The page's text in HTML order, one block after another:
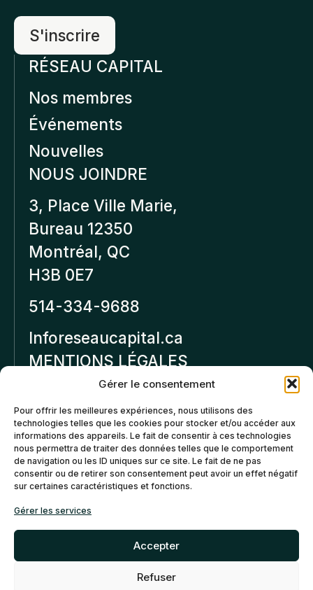
Gérer le consentement
Pour offrir les meilleures expériences, nous utilisons des
technologies telles que les cookies pour stocker et/ou accéder aux
informations des appareils. Le fait de consentir à ces technologies
nous permettra de traiter des données telles que le comportement
de navigation ou les ID uniques sur ce site. Le fait de ne pas
consentir ou de retirer son consentement peut avoir un effet négatif
sur certaines caractéristiques et fonctions.
Gérer les services
Accepter
Refuser
RÉSEAU CAPITAL
Nos membres
Événements
Nouvelles
NOUS JOINDRE
3, Place Ville Marie,
Bureau 12350
Montréal, QC
H3B 0E7
514-334-9688
Inforeseaucapital.ca
MENTIONS LÉGALES
Politique de
confidentialité
Politiques d’annulation et
de remboursement
Politique de cookies (CA)
©2026 Réseau Capital. Tous